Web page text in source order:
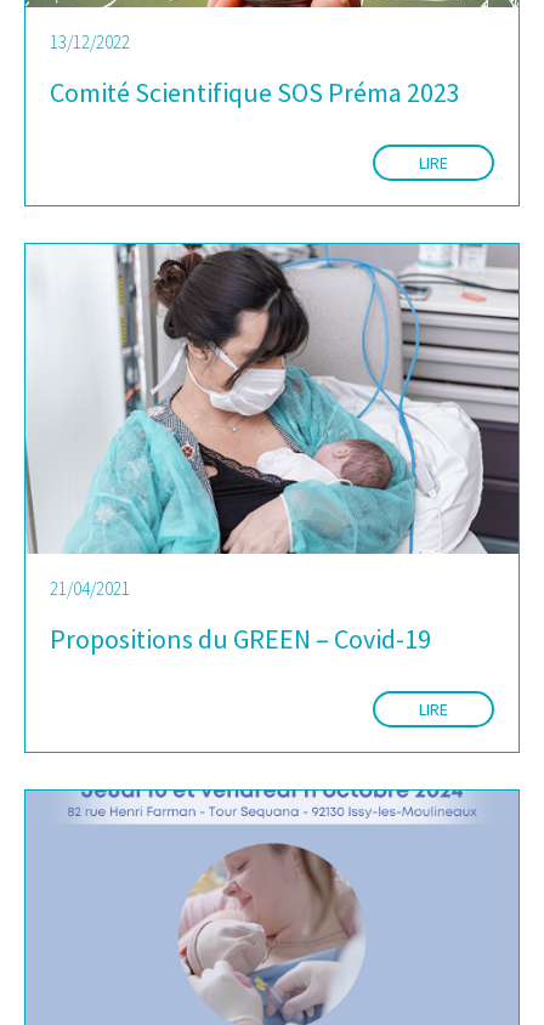
13/12/2022
Comité Scientifique SOS Préma 2023
LIRE
21/04/2021
Propositions du GREEN – Covid-19
LIRE